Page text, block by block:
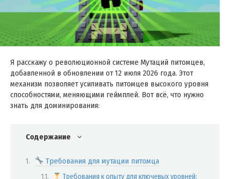
Я расскажу о революционной системе Мутаций питомцев,
добавленной в обновлении от 12 июля 2026 года. Этот
механизм позволяет усиливать питомцев высокого уровня
способностями, меняющими геймплей. Вот всё, что нужно
знать для доминирования:
Содержание
Требования для мутации питомца
Требования к опыту для ключевых уровней: